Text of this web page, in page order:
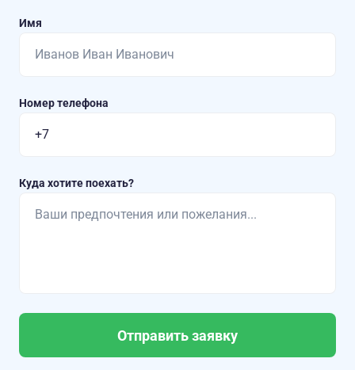
Имя
Номер телефона
Куда хотите поехать?
Отправить заявку